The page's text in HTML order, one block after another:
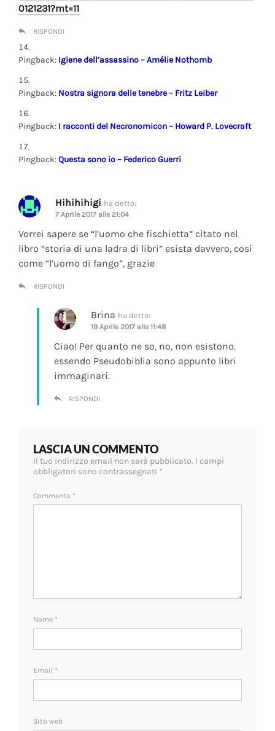
0121231?mt=11
RISPONDI
Pingback: Igiene dell’assassino – Amélie Nothomb
Pingback: Nostra signora delle tenebre – Fritz Leiber
Pingback: I racconti del Necronomicon – Howard P. Lovecraft
Pingback:Questa sono io – Federico Guerri
Hihihihigi ha detto:
7 Aprile 2017 alle 21:04
Vorrei sapere se “l’uomo che fischietta” citato nel
libro “storia di una ladra di libri” esista davvero, cosi
come “l’uomo di fango”, grazie
RISPONDI
Brina ha detto:
19 Aprile 2017 alle 11:48
Ciao! Per quanto ne so, no, non esistono.
essendo Pseudobiblia sono appunto libri
immaginari.
RISPONDI
LASCIA UN COMMENTO
Il tuo indirizzo email non sarà pubblicato. I campi
obbligatori sono contrassegnati *
Commento *
Nome *
Email *
Sito web